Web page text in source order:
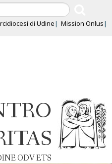
di Udine Mission Onlus
ODV ETS